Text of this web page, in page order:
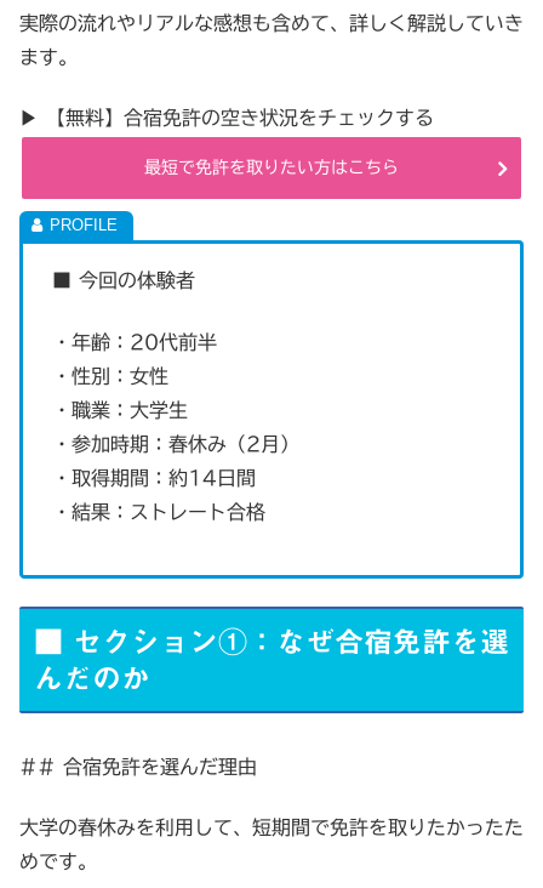
実際の流れやリアルな感想も含めて、詳しく解説していき
ます。
▶ 【無料】合宿免許の空き状況をチェックする
最短で免許を取りたい方はこちら
■ 今回の体験者
・年齢：20代前半
・性別：女性
・職業：大学生
・参加時期：春休み（2月）
・取得期間：約14日間
・結果：ストレート合格
■ セクション①：なぜ合宿免許を選
んだのか
## 合宿免許を選んだ理由
大学の春休みを利用して、短期間で免許を取りたかったた
めです。